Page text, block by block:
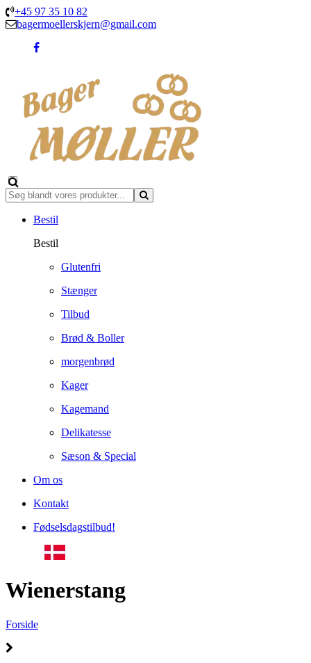
+45 97 35 10 82
bagermoellerskjern@gmail.com
Bestil
Bestil
Glutenfri
Stænger
Tilbud
Brød & Boller
morgenbrød
Kager
Kagemand
Delikatesse
Sæson & Special
Om os
Kontakt
Fødselsdagstilbud!
Wienerstang
Forside